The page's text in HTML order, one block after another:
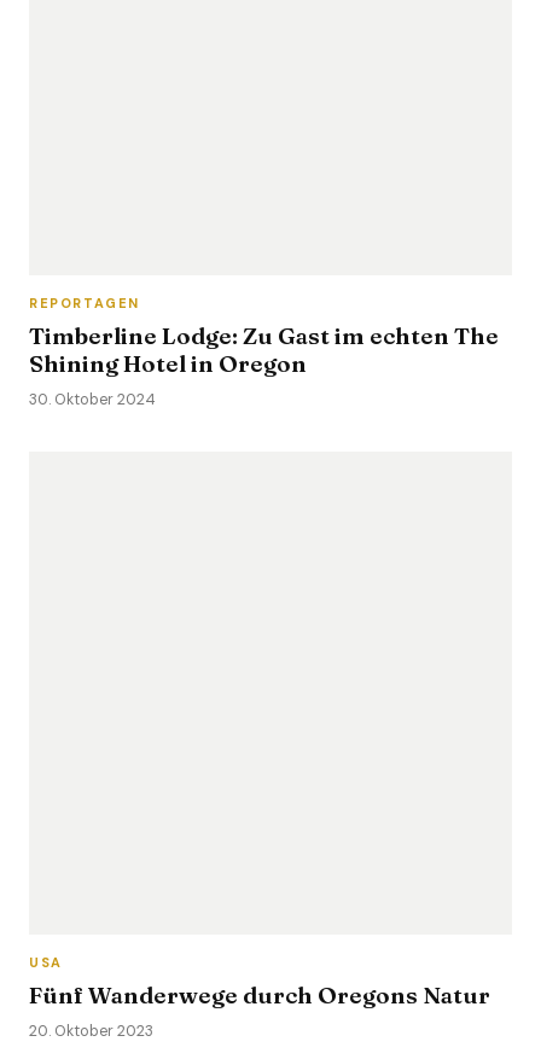
REPORTAGEN
Timberline Lodge: Zu Gast im echten The
Shining Hotel in Oregon
30. Oktober 2024
USA
Fünf Wanderwege durch Oregons Natur
20. Oktober 2023